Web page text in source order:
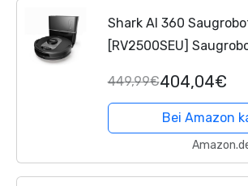
Shark AI 360
[RV2500SEU]
Teppiche und
fähig, Pet Hair
449,99€404,04€
Bei Amazon